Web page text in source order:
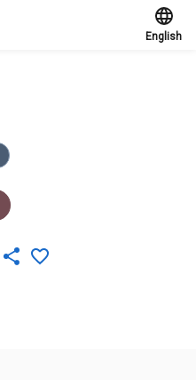
English